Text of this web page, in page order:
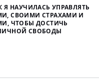
Я НАУЧИЛАСЬ УПРАВЛЯТЬ
СВОИМИ СТРАХАМИ И
ЧТОБЫ ДОСТИЧЬ
СВОБОДЫ